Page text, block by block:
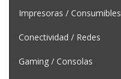
Impresoras / Consumibles
Conectividad / Redes
Gaming / Consolas